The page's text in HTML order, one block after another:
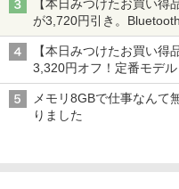
【本日みつけたお買い
が3,720円引き。
【本日みつけたお買い
3,320円オフ！定番モデ
メモリ8GBで仕事なん
りました